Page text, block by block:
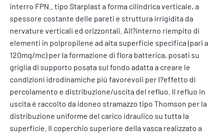
interro FPN.. tipo Starplast a forma cilindrica verticale, a
spessore costante delle pareti e struttura irrigidita da
nervature verticali ed orizzontali. All?interno riempito di
elementi in polpropilene ad alta superficie specifica (pari a
120mq/mc) per la formazione di flora batterica, posati su
griglia di supporto posata sul fondo adatta a creare le
condizioni idrodinamiche più favorevoli per l?effetto di
percolamento e distribuzione/uscita del refluo. Il refluo in
uscita è raccolto da idoneo stramazzo tipo Thomson per la
distribuzione uniforme del carico idraulico su tutta la
superficie. Il coperchio superiore della vasca realizzato a